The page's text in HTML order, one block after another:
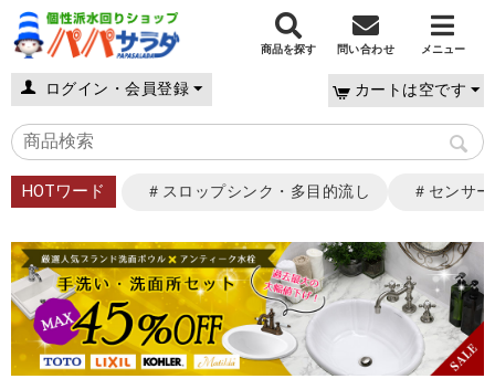
商品を探す 問い合わせ メニュー
ログイン・会員登録 カートは空です
HOTワード ＃スロップシンク・多目的流し ＃センサ